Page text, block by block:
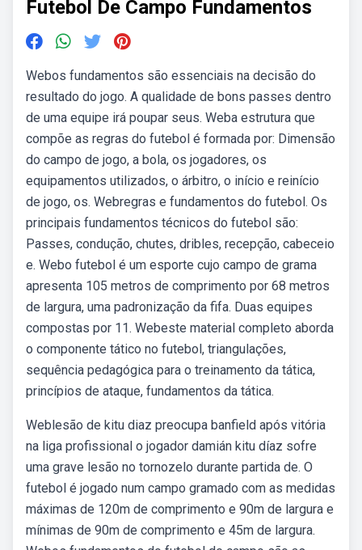
Futebol De Campo Fundamentos
Webos fundamentos são essenciais na decisão do
resultado do jogo. A qualidade de bons passes dentro
de uma equipe irá poupar seus. Weba estrutura que
compõe as regras do futebol é formada por: Dimensão
do campo de jogo, a bola, os jogadores, os
equipamentos utilizados, o árbitro, o início e reinício
de jogo, os. Webregras e fundamentos do futebol. Os
principais fundamentos técnicos do futebol são:
Passes, condução, chutes, dribles, recepção, cabeceio
e. Webo futebol é um esporte cujo campo de grama
apresenta 105 metros de comprimento por 68 metros
de largura, uma padronização da fifa. Duas equipes
compostas por 11. Webeste material completo aborda
o componente tático no futebol, triangulações,
sequência pedagógica para o treinamento da tática,
princípios de ataque, fundamentos da tática.
Weblesão de kitu diaz preocupa banfield após vitória
na liga profissional o jogador damián kitu díaz sofre
uma grave lesão no tornozelo durante partida de. O
futebol é jogado num campo gramado com as medidas
máximas de 120m de comprimento e 90m de largura e
mínimas de 90m de comprimento e 45m de largura.